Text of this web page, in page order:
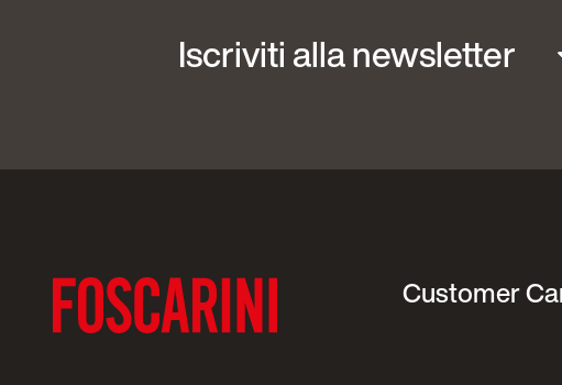
Iscriviti alla newsletter
Customer